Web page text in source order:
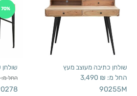
שולחן כתיבה מעוצב מעץ
החל מ: 3,490 ₪
90255M
70%
שולחן
החל מ: